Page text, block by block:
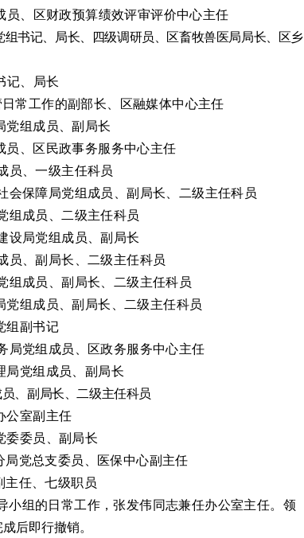
、区财政预算绩效评审评价中心主任
组书记、局长、四级调研员
区畜牧兽医局局长、区乡
记、局长
常工作的副部长、区融媒体中心主任
组成员、副局长
、区民政事务服务中心主任
员、一级主任科员
会保障局党组成员、副局长、二级主任科员
成员、二级主任科员
设局党组成员、副局长
员、副局长、二级主任科员
成员、副局长、二级主任科员
党组成员、副局长、
二级主任科员
组副书记
局党组成员
区政务服务中心主任
局党组成员、副局长
、副局长、二级主任科员
室副主任
委员、副局长
局党总支委员、医保中心副主任
任、七级职员
小组 的日常工作 ，张发伟同志兼任办公室主任。 领
后即行撤销。